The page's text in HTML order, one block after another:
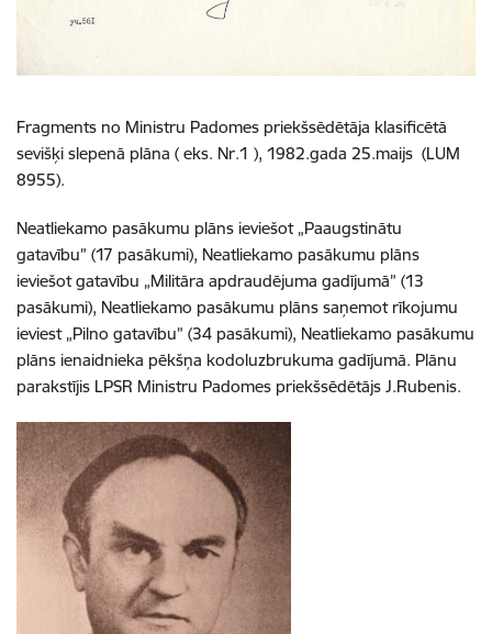
Fragments no Ministru Padomes priekšsēdētāja klasificētā
sevišķi slepenā plāna ( eks. Nr.1 ), 1982.gada 25.maijs (LUM
8955).
Neatliekamo pasākumu plāns ieviešot „Paaugstinātu
gatavību” (17 pasākumi), Neatliekamo pasākumu plāns
ieviešot gatavību „Militāra apdraudējuma gadījumā” (13
pasākumi), Neatliekamo pasākumu plāns saņemot rīkojumu
ieviest „Pilno gatavību” (34 pasākumi), Neatliekamo pasākumu
plāns ienaidnieka pēkšņa kodoluzbrukuma gadījumā. Plānu
parakstījis LPSR Ministru Padomes priekšsēdētājs J.Rubenis.